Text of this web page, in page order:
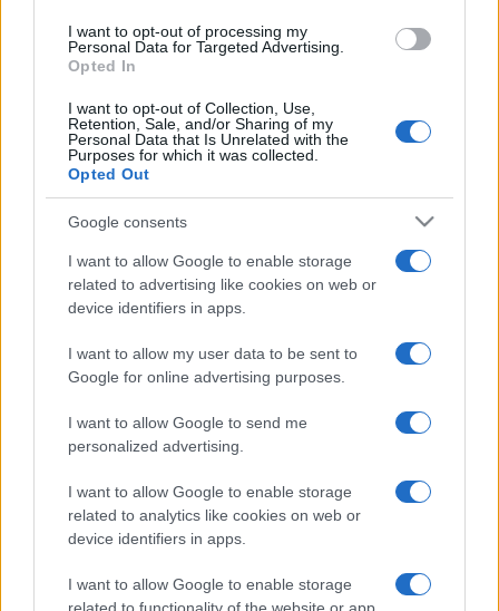
I want to opt-out of processing my
Personal Data for Targeted Advertising.
Opted In
I want to opt-out of Collection, Use,
Retention, Sale, and/or Sharing of my
Personal Data that Is Unrelated with the
Purposes for which it was collected.
Opted Out
Google consents
I want to allow Google to enable storage
related to advertising like cookies on web or
device identifiers in apps.
I want to allow my user data to be sent to
Google for online advertising purposes.
I want to allow Google to send me
personalized advertising.
I want to allow Google to enable storage
related to analytics like cookies on web or
device identifiers in apps.
I want to allow Google to enable storage
Holiday Mahjong Dimensions
Descripción
Hecho por amantes del mahjong para amantes del
mahjong. ¡Juega gratis online! No se requiere descarga
ni instalación.
Cómo jugar a Holiday Mahjong
Dimensions
clásico juego de estrategia. ¡Disfruta de una tanda de
niveles completamente nuevos con canciones navideñas
y fichas que representan adornos, luces y árboles de
Navidad y mucho más! Las reglas del mahjong son muy
tengan el mismo símbolo. Solo se puede hacer clic en
las fichas libres, y se considerará libre una ficha que no
esté bloqueada a izquierda y derecha en el momento de
descubrirla. Como Papá Noel, ¡deberás completar todos
los niveles antes de que se agote el tiempo!